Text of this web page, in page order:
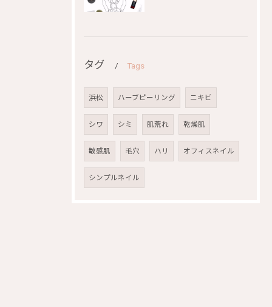
タグ Tags
浜松 ハーブピーリング ニキビ
シワ シミ 肌荒れ 乾燥肌
敏感肌 毛穴 ハリ オフィスネイル
シンプルネイル